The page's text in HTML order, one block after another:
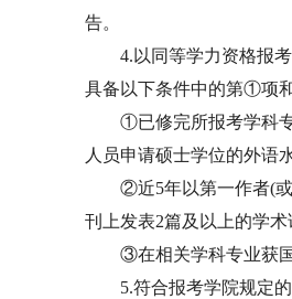
告。
4. 以同等学力资格报
具备以下条件中的第①项
①已修完所报考学科
人员申请硕士学位的外语
②近5年以第一作者(
刊上发表2篇及以上的学术
③在相关学科专业获
5.符合报考学院规定